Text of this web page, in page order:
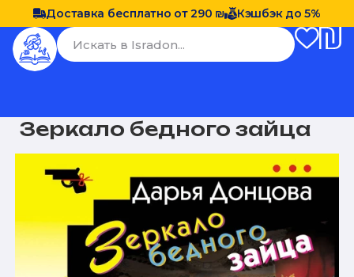
Доставка бесплатно от 290 ₪ Кэшбэк до 5%
Зеркало бедного зайца